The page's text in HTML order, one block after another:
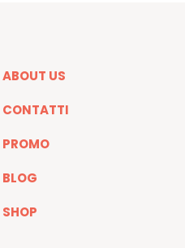
ABOUT US
CONTATTI
PROMO
BLOG
SHOP